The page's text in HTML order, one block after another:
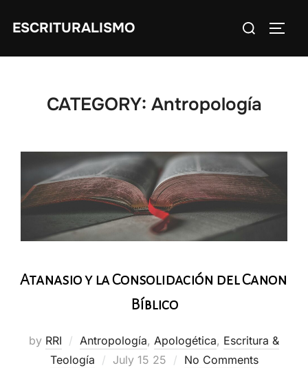
ESCRITURALISMO
Search
CATEGORY: Antropología
Atanasio y la Consolidación del Canon
Bíblico
by RRI Antropología, Apologética, Escritura &
Teología
Posted
July 15 25 No Comments